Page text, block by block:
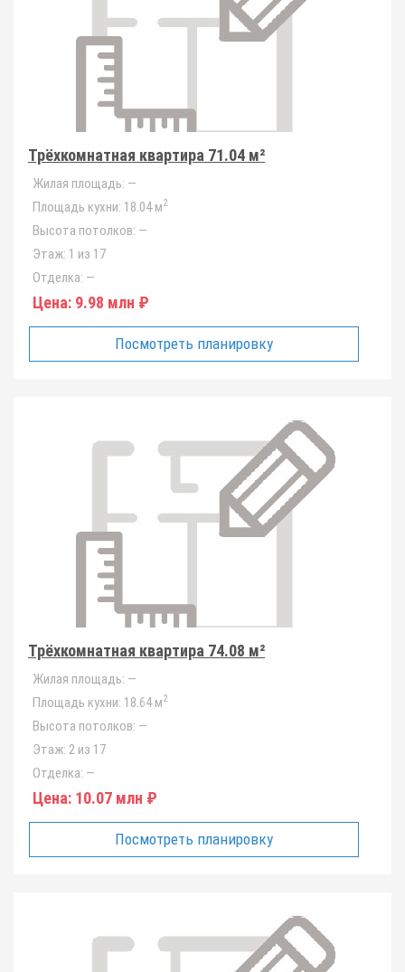
Трёхкомнатная квартира 71.04 м²
Жилая площадь: —
Площадь кухни: 18.04 м2
Высота потолков: —
Этаж: 1 из 17
Отделка: —
Цена: 9.98 млн ₽
Посмотреть планировку
Трёхкомнатная квартира 74.08 м²
Жилая площадь: —
Площадь кухни: 18.64 м2
Высота потолков: —
Этаж: 2 из 17
Отделка: —
Цена: 10.07 млн ₽
Посмотреть планировку